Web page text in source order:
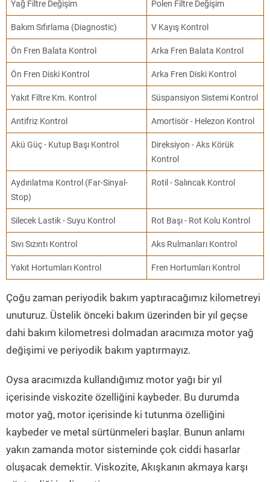
Yağ Filtre Değişim Polen Filtre Değişim
Bakım Sıfırlama (Diagnostic) V Kayış Kontrol
Ön Fren Balata Kontrol Arka Fren Balata Kontrol
Ön Fren Diski Kontrol Arka Fren Diski Kontrol
Yakıt Filtre Km. Kontrol Süspansiyon Sistemi Kontrol
Antifriz Kontrol Amortisör - Helezon Kontrol
Akü Güç - Kutup Başı Kontrol
Direksiyon - Aks Körük
Kontrol
Aydınlatma Kontrol (Far-Sinyal-
Stop)
Rotil - Salıncak Kontrol
Silecek Lastik - Suyu Kontrol Rot Başı - Rot Kolu Kontrol
Sıvı Sızıntı Kontrol Aks Rulmanları Kontrol
Yakıt Hortumları Kontrol Fren Hortumları Kontrol
Çoğu zaman periyodik bakım yaptıracağımız kilometreyi
unuturuz. Üstelik önceki bakım üzerinden bir yıl geçse
dahi bakım kilometresi dolmadan aracımıza motor yağ
değişimi ve periyodik bakım yaptırmayız.
Oysa aracımızda kullandığımız motor yağı bir yıl
içerisinde viskozite özelliğini kaybeder. Bu durumda
motor yağ, motor içerisinde ki tutunma özelliğini
kaybeder ve metal sürtünmeleri başlar. Bunun anlamı
yakın zamanda motor sisteminde çok ciddi hasarlar
oluşacak demektir. Viskozite, Akışkanın akmaya karşı